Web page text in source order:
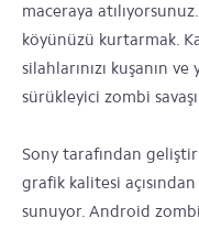
maceraya
köyünüzü kurtarmak.
silahlarınızı kuşanın
sürükleyici zombi
Sony tarafından
grafik kalitesi
sunuyor. Android zombi